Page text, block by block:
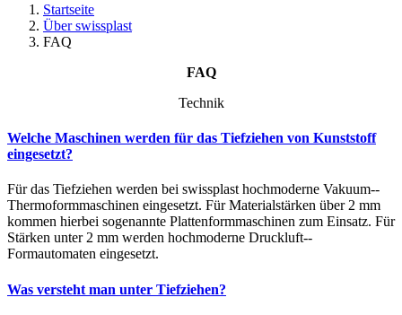
Startseite
Über swissplast
FAQ
FAQ
Technik
Welche Maschinen werden für das Tiefziehen von Kunststoff
eingesetzt?
Für das Tiefziehen werden bei swissplast hochmoderne Vakuum-­
Thermo­formm­aschinen eingesetzt. Für Material­stärken über 2 mm
kommen hierbei sogenannte Platten­form­maschinen zum Einsatz. Für
Stärken unter 2 mm werden hoch­moderne Druckluft-­
Formautomaten eingesetzt.
Was versteht man unter Tiefziehen?